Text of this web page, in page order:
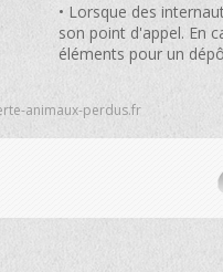
• Lorsque des
son point d'appel. En
éléments pour un
animaux-perdus.fr